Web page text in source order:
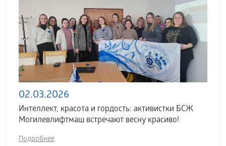
02.03.2026
Интеллект, красота и гордость: активистки БСЖ
Могилевлифтмаш встречают весну красиво!
Подробнее